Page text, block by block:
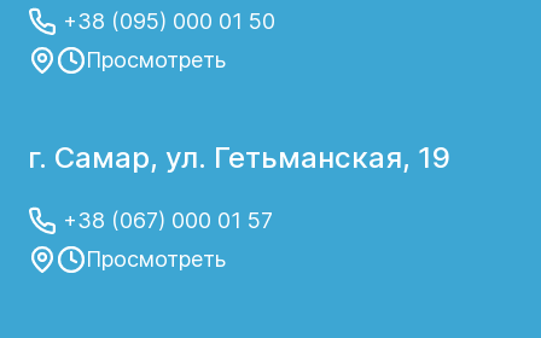
+38 (095) 000 01 50
Просмотреть
г. Самар, ул. Гетьманская, 19
+38 (067) 000 01 57
Просмотреть